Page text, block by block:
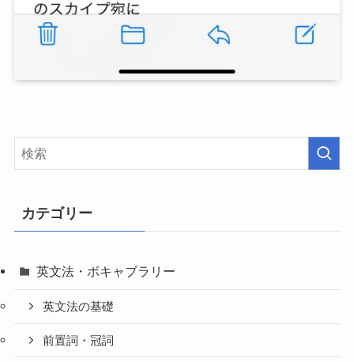
カテゴリー
英文法・ボキャブラリー
英文法の基礎
前置詞・冠詞